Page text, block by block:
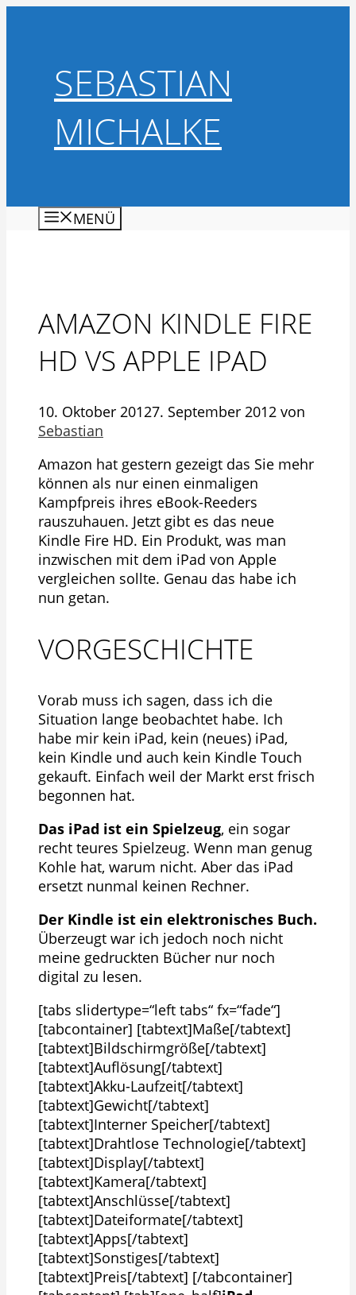
SEBASTIAN
MICHALKE
MENÜ
AMAZON KINDLE FIRE
HD VS APPLE IPAD
10. Oktober 20127. September 2012 von
Sebastian
Amazon hat gestern gezeigt das Sie mehr
können als nur einen einmaligen
Kampfpreis ihres eBook-Reeders
rauszuhauen. Jetzt gibt es das neue
Kindle Fire HD. Ein Produkt, was man
inzwischen mit dem iPad von Apple
vergleichen sollte. Genau das habe ich
nun getan.
VORGESCHICHTE
Vorab muss ich sagen, dass ich die
Situation lange beobachtet habe. Ich
habe mir kein iPad, kein (neues) iPad,
kein Kindle und auch kein Kindle Touch
gekauft. Einfach weil der Markt erst frisch
begonnen hat.
Das iPad ist ein Spielzeug, ein sogar
recht teures Spielzeug. Wenn man genug
Kohle hat, warum nicht. Aber das iPad
ersetzt nunmal keinen Rechner.
Der Kindle ist ein elektronisches Buch.
Überzeugt war ich jedoch noch nicht
meine gedruckten Bücher nur noch
digital zu lesen.
[tabs slidertype=“left tabs“ fx=“fade“]
[tabcontainer] [tabtext]Maße[/tabtext]
[tabtext]Bildschirmgröße[/tabtext]
[tabtext]Auflösung[/tabtext]
[tabtext]Akku-Laufzeit[/tabtext]
[tabtext]Gewicht[/tabtext]
[tabtext]Interner Speicher[/tabtext]
[tabtext]Drahtlose Technologie[/tabtext]
[tabtext]Display[/tabtext]
[tabtext]Kamera[/tabtext]
[tabtext]Anschlüsse[/tabtext]
[tabtext]Dateiformate[/tabtext]
[tabtext]Apps[/tabtext]
[tabtext]Sonstiges[/tabtext]
[tabtext]Preis[/tabtext] [/tabcontainer]